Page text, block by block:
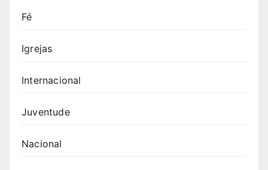
Fé
Igrejas
Internacional
Juventude
Nacional